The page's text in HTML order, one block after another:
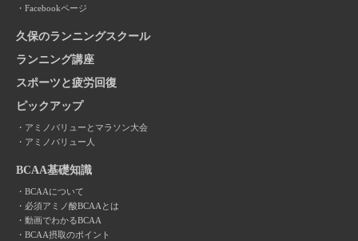
Facebookページ
久保のランニングスクール
ランニング講座
スポーツと疲労回復
ピックアップ
アミノバリューとマラソン大会
アミノバリュー人
BCAA基礎知識
BCAAについて
必須アミノ酸BCAAとは
動画でわかるBCAA
BCAA摂取のポイント